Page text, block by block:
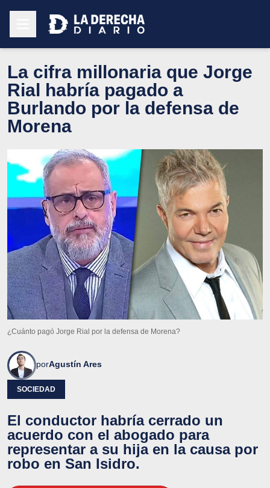
La cifra millonaria que Jorge
Rial habría pagado a
Burlando por la defensa de
Morena
¿Cuánto pagó Jorge Rial por la defensa de Morena?
porAgustín Ares
SOCIEDAD
El conductor habría cerrado un
acuerdo con el abogado para
representar a su hija en la causa por
robo en San Isidro.